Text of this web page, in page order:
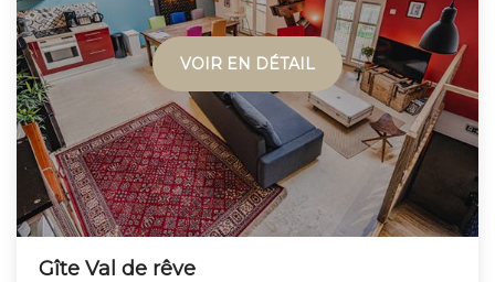
VOIR EN DÉTAIL
Gîte Val de rêve